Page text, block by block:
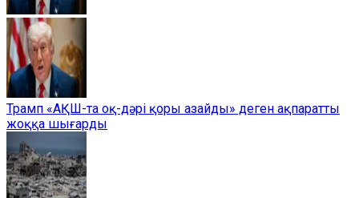
Трамп «АҚШ-та оқ-дәрі қоры азайды» деген ақпаратты
жоққа шығарды